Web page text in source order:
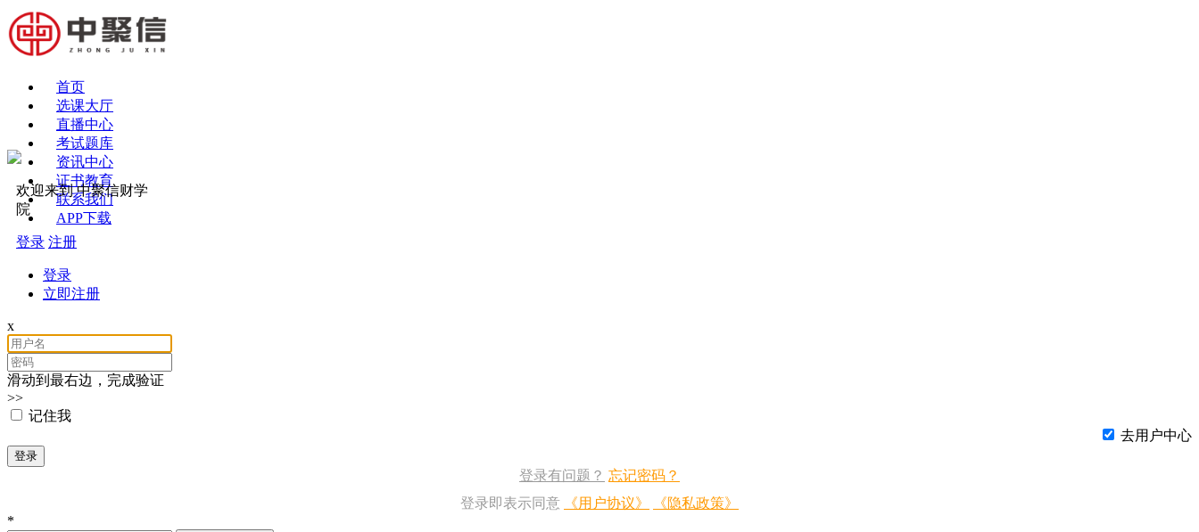
首页
选课大厅
直播中心
考试题库
资讯中心
证书教育
联系我们
APP下载
欢迎来到 中聚信财学
院
登录 注册
登录
立即注册
x
滑动到最右边，完成验证
>>
记住我
去用户中心
登录
登录有问题？ 忘记密码？
登录即表示同意
《用户协议》
《隐私政策》
*